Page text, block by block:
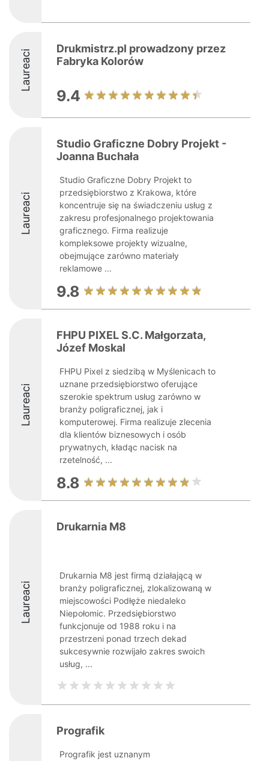
Laureaci
Drukmistrz.pl prowadzony przez
Fabryka Kolorów
9.4
Laureaci
Studio Graficzne Dobry Projekt -
Joanna Buchała
Studio Graficzne Dobry Projekt to
przedsiębiorstwo z Krakowa, które
koncentruje się na świadczeniu usług z
zakresu profesjonalnego projektowania
graficznego. Firma realizuje
kompleksowe projekty wizualne,
obejmujące zarówno materiały
reklamowe ...
9.8
Laureaci
FHPU PIXEL S.C. Małgorzata,
Józef Moskal
FHPU Pixel z siedzibą w Myślenicach to
uznane przedsiębiorstwo oferujące
szerokie spektrum usług zarówno w
branży poligraficznej, jak i
komputerowej. Firma realizuje zlecenia
dla klientów biznesowych i osób
prywatnych, kładąc nacisk na
rzetelność, ...
8.8
Laureaci
Drukarnia M8
Drukarnia M8 jest firmą działającą w
branży poligraficznej, zlokalizowaną w
miejscowości Podłęże niedaleko
Niepołomic. Przedsiębiorstwo
funkcjonuje od 1988 roku i na
przestrzeni ponad trzech dekad
sukcesywnie rozwijało zakres swoich
usług, ...
Prografik
Prografik jest uznanym